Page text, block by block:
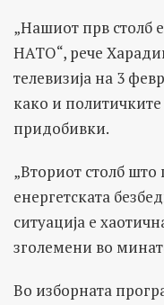
„Нашиот прв столб
НАТО“, рече
телевизија на 3
како и
придобивки.
„Вториот столб
енергетската
ситуација е
зголемени во
Во изборната